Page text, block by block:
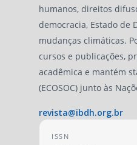
humanos, direitos
democracia, Estado de
mudanças climáticas.
cursos e publicações,
acadêmica e mantém
(ECOSOC) junto às
revista@ibdh.org.br
ISSN